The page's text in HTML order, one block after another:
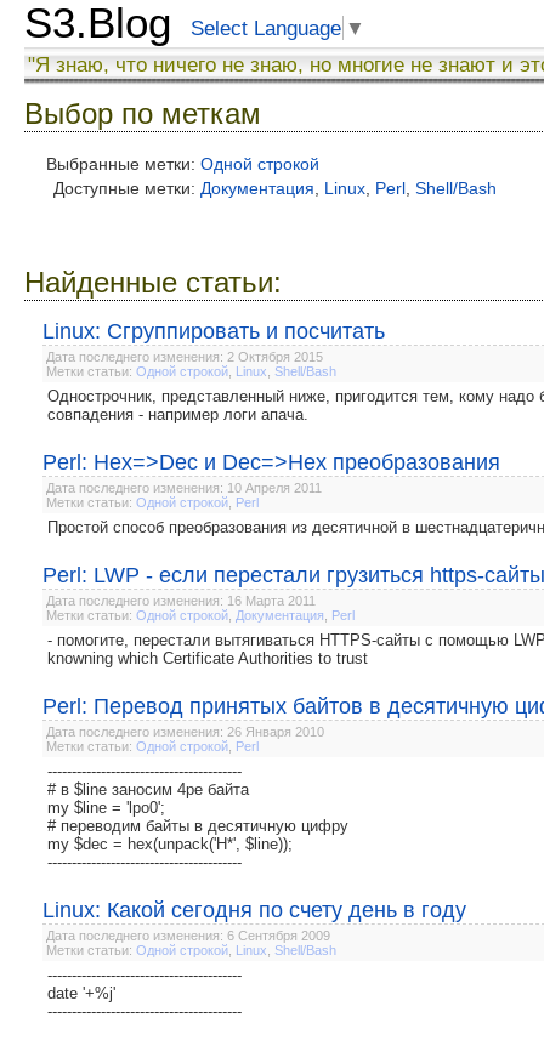
S3.Blog Select Language ▼
"Я знаю, что ничего не знаю, но многие не знают и
Выбор по меткам
Выбранные метки: Одной строкой
Доступные метки: Документация Linux Perl Shell/Bash
Найденные статьи:
Linux: Сгруппировать и посчитать
Дата последнего изменения: 2 Октября 2015
Метки статьи: Одной строкой Linux Shell/Bash
Однострочник, представленный ниже, пригодится тем, кому надо
совпадения - например логи апача.
Perl: Hex=>Dec и Dec=>Hex преобразования
Дата последнего изменения: 10 Апреля 2011
Метки статьи: Одной строкой Perl
Простой способ преобразования из десятичной в
Perl: LWP - если перестали грузиться https-сайты
Дата последнего изменения: 16 Марта 2011
Метки статьи: Одной строкой Документация Perl
- помогите, перестали вытягиваться HTTPS-сайты с помощью
knowning which Certificate Authorities to trust
Perl: Перевод принятых байтов в десятичную
Дата последнего изменения: 26 Января 2010
Метки статьи: Одной строкой Perl
----------------------------------------
# в $line заносим 4ре байта
my $line = 'lpo0';
# переводим байты в десятичную цифру
my $dec = hex(unpack('H*', $line));
----------------------------------------
Linux: Какой сегодня по счету день в году
Дата последнего изменения: 6 Сентября 2009
Метки статьи: Одной строкой Linux Shell/Bash
----------------------------------------
date '+%j'
----------------------------------------